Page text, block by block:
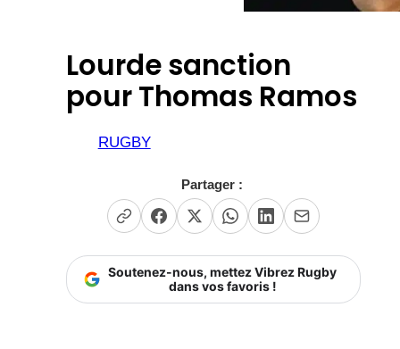
Lourde sanction
pour Thomas Ramos
RUGBY
Partager :
Soutenez-nous, mettez Vibrez Rugby
dans vos favoris !